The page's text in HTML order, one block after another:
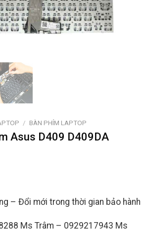
/ BÀN PHÍM LAPTOP
Asus D409 D409DA
– Đổi mới trong thời gian bảo hành
Ms Trâm – 0929217943 Ms